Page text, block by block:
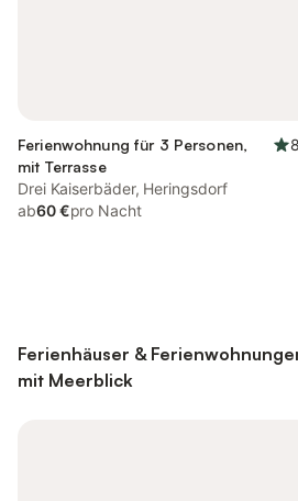
Ferienwohnung für 3 Personen,
mit Terrasse
Drei Kaiserbäder, Heringsdorf
ab60 €pro Nacht
Ferienhäuser &
mit Meerblick